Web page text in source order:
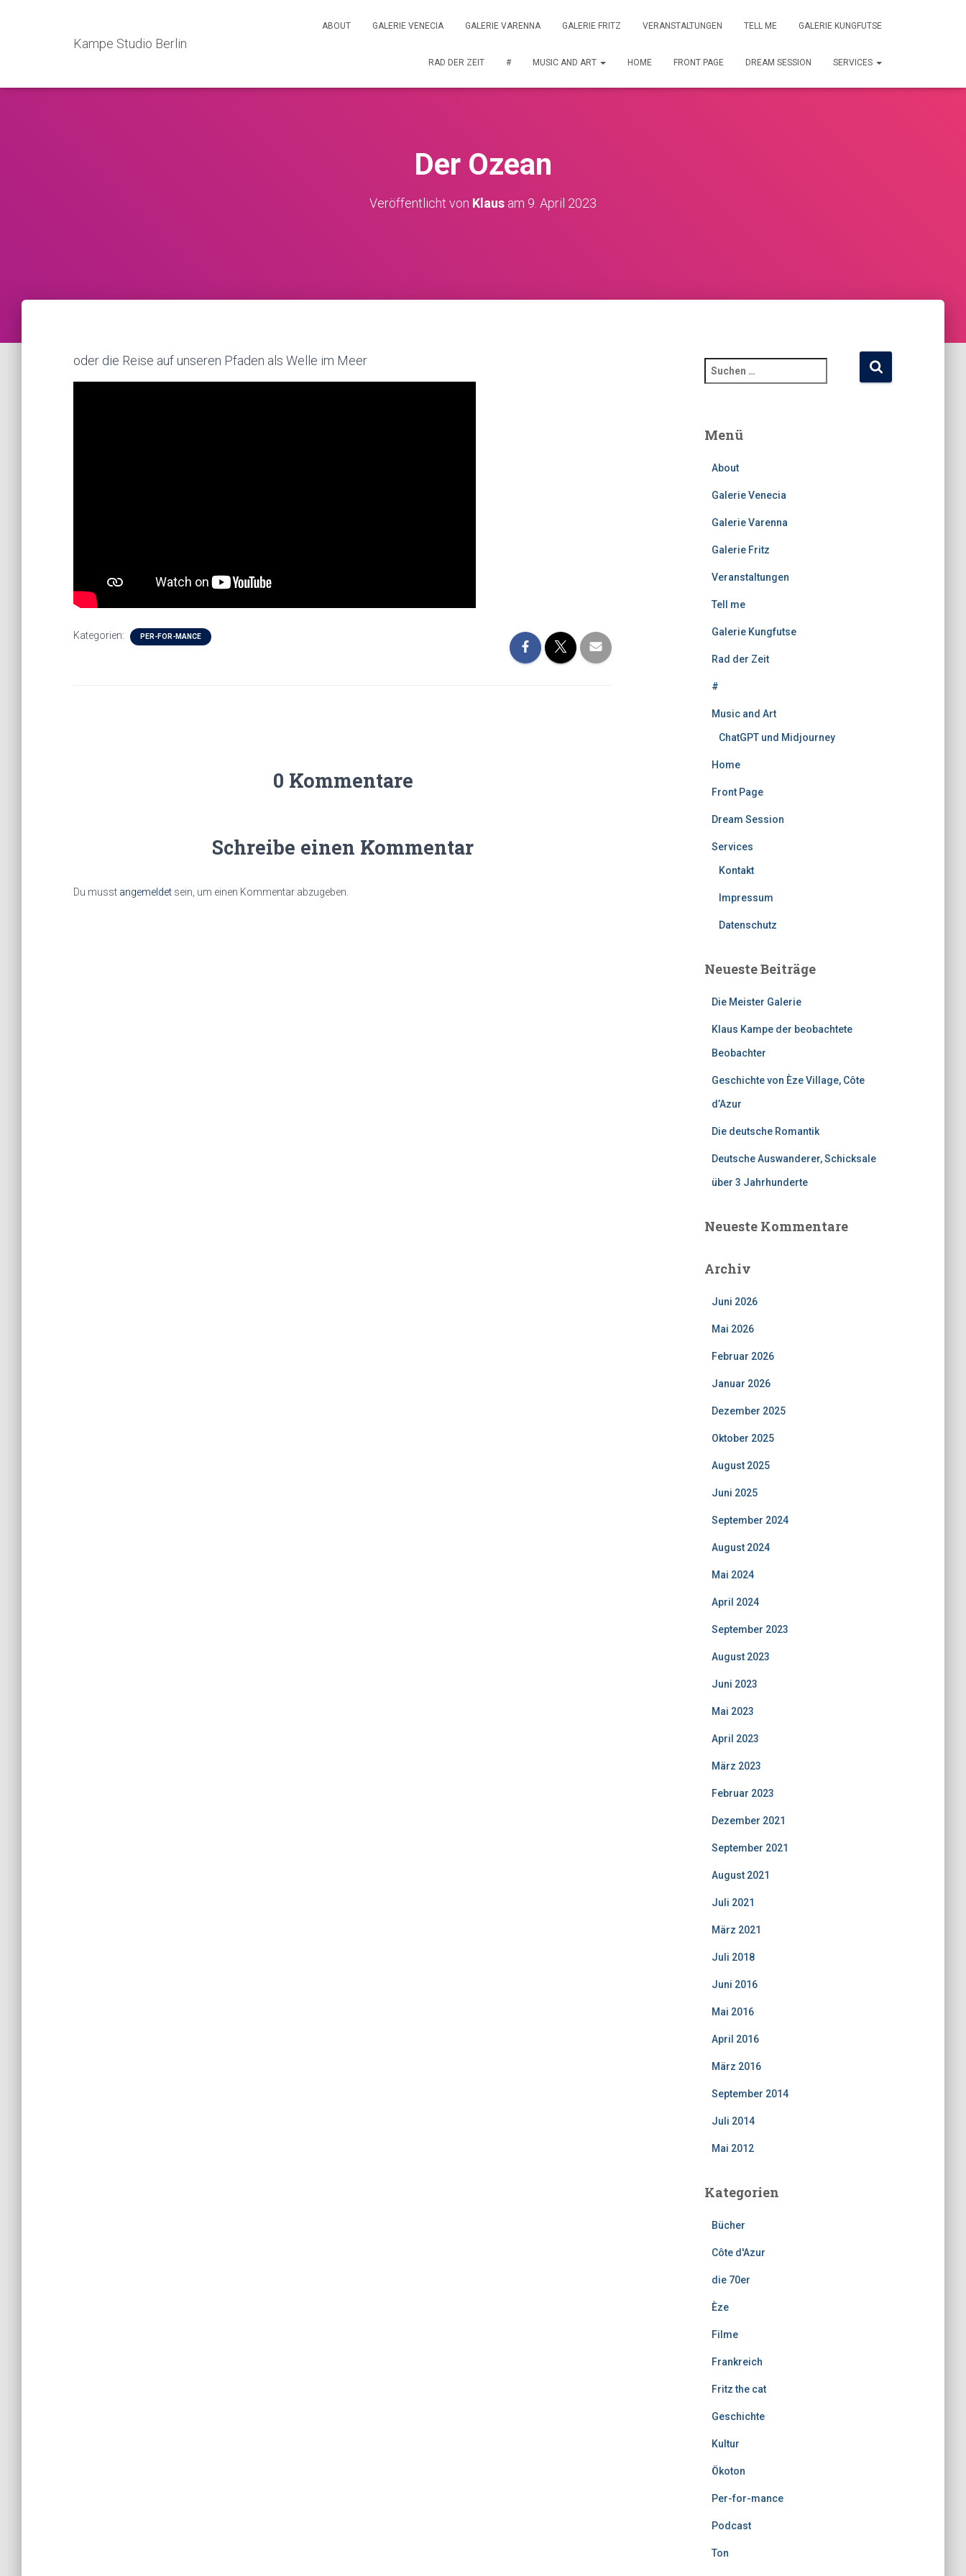
Kampe Studio Berlin
ABOUT GALERIE VENECIA GALERIE VARENNA GALERIE FRITZ VERANSTALTUNGEN TELL ME GALERIE KUNGFUTSE
RAD DER ZEIT # MUSIC AND ART HOME FRONT PAGE DREAM SESSION SERVICES
Der Ozean
Veröffentlicht von Klaus am 9. April 2023
oder die Reise auf unseren Pfaden als Welle im Meer
Kategorien: PER-FOR-MANCE
0 Kommentare
Schreibe einen Kommentar
Du musst angemeldet sein, um einen Kommentar abzugeben.
u
e
Menü
About
Galerie Venecia
Galerie Varenna
Galerie Fritz
Veranstaltungen
Tell me
Galerie Kungfutse
Rad der Zeit
#
Music and Art
ChatGPT und Midjourney
Home
Front Page
Dream Session
Services
Kontakt
Impressum
Datenschutz
Neueste Beiträge
Die Meister Galerie
Klaus Kampe der beobachtete
Beobachter
Geschichte von Èze Village, Côte
d’Azur
Die deutsche Romantik
Deutsche Auswanderer, Schicksale
über 3 Jahrhunderte
Neueste Kommentare
Archiv
Juni 2026
Mai 2026
Februar 2026
Januar 2026
Dezember 2025
Oktober 2025
August 2025
Juni 2025
September 2024
August 2024
Mai 2024
April 2024
September 2023
August 2023
Juni 2023
Mai 2023
April 2023
März 2023
Februar 2023
Dezember 2021
September 2021
August 2021
Juli 2021
März 2021
Juli 2018
Juni 2016
Mai 2016
April 2016
März 2016
September 2014
Juli 2014
Mai 2012
Kategorien
Bücher
Côte d'Azur
die 70er
Èze
Filme
Frankreich
Fritz the cat
Geschichte
Kultur
Ökoton
Per-for-mance
Podcast
Ton